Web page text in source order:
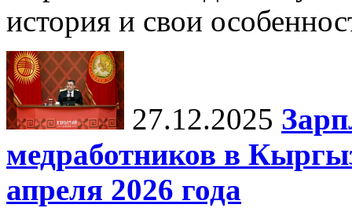
история и свои
27.12.2025
медработников в
апреля 2026 года